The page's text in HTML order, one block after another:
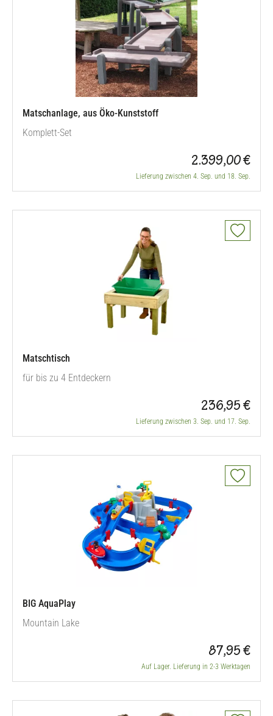
Matschanlage, aus Öko-Kunststoff
Komplett-Set
2.399,00 €
Lieferung zwischen 4. Sep. und 18. Sep.
Matschtisch
für bis zu 4 Entdeckern
236,95 €
Lieferung zwischen 3. Sep. und 17. Sep.
BIG AquaPlay
Mountain Lake
87,95 €
Auf Lager. Lieferung in 2-3 Werktagen